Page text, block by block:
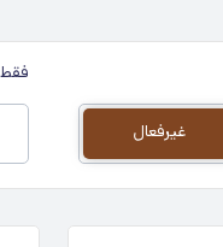
غیرفعال